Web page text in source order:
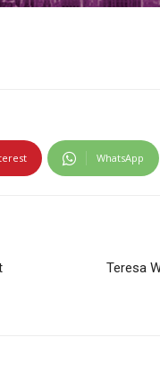
WhatsApp
Teresa